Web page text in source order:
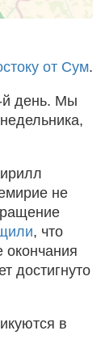
от Сум.
й день. Мы
не
, что
окончания
достигнуто
в